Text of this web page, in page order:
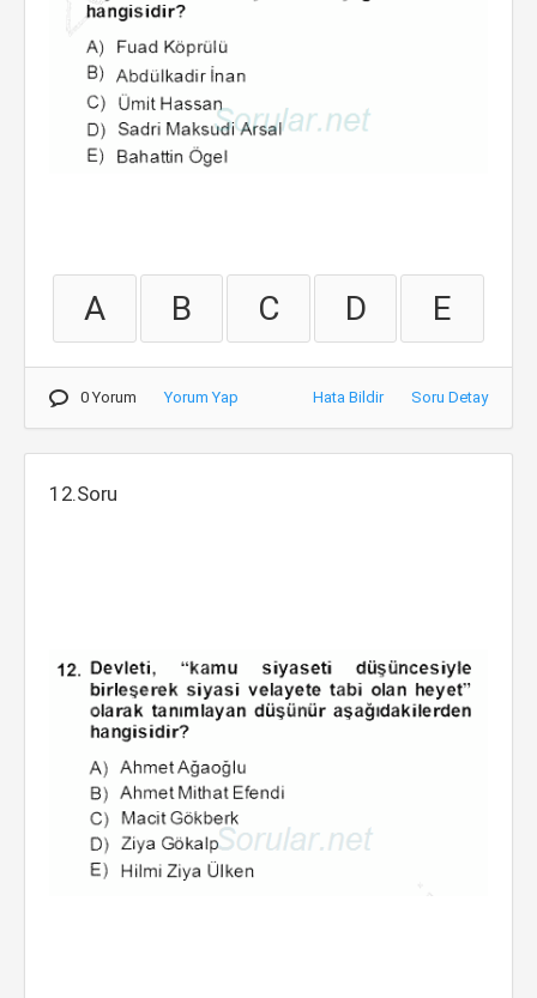
A B C D E
0 Yorum Yorum Yap Hata Bildir Soru Detay
12.Soru